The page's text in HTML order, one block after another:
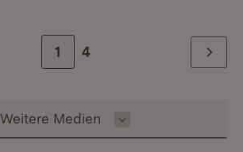
Zur Seite
1 Zur letzten Seite
4 Weiter
Inhalt auswählen
Weitere Medien